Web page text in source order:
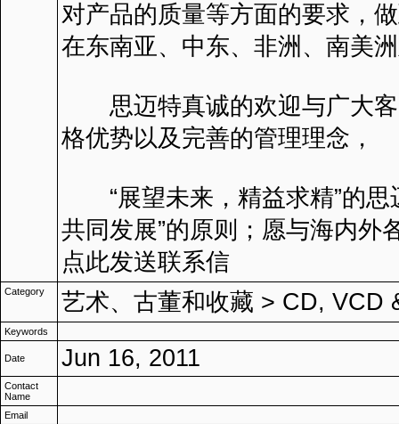
对产品的质量等方面的要求，
在东南亚、中东、非洲、南美
思迈特真诚的欢迎与广大客
格优势以及完善的管理理念，
“展望未来，精益求精”的思
共同发展”的原则；愿与海内外
点此发送联系信
Category 艺术、古董和收藏 > CD, VCD
Keywords
Date Jun 16, 2011
Contact
Name
Email